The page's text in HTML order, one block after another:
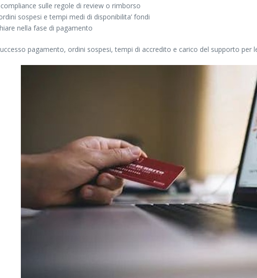
sulle regole di review o rimborso
sospesi e tempi medi di disponibilita’ fondi
nella fase di pagamento
pagamento, ordini sospesi, tempi di accredito e carico del supporto per